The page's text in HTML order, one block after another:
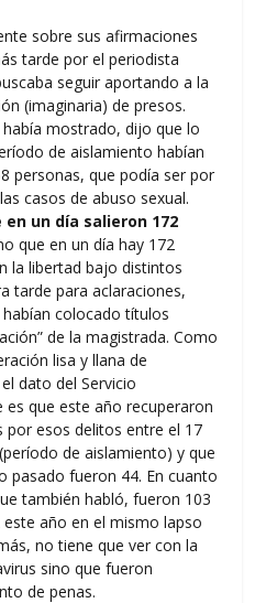
sobre sus afirmaciones
tarde por el periodista
seguir aportando a la
(imaginaria) de presos.
mostrado, dijo que lo
de aislamiento habían
personas, que podía ser por
casos de abuso sexual.
un día salieron 172
que en un día hay 172
la libertad bajo distintos
tarde para aclaraciones,
colocado títulos
de la magistrada. Como
lisa y llana de
dato del Servicio
es que este año recuperaron
por esos delitos entre el 17
de aislamiento) y que
pasado fueron 44. En cuanto
también habló, fueron 103
año en el mismo lapso
no tiene que ver con la
sino que fueron
de penas.